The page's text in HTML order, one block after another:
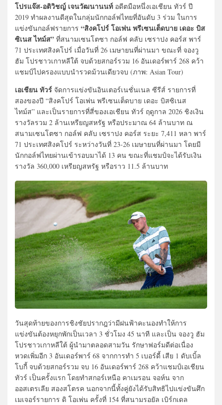
โปรแจ๊ส-อติวิชญ์ เจนวัฒนานนท์ อดีตมือหนึ่งเอเชียน ทัวร์ ปี
2019 ทำผลงานดีสุดในกลุ่มนักกอล์ฟไทยที่อันดับ 3 ร่วม ในการ
แข่งขันกอล์ฟรายการ “สิงคโปร์ โอเพ่น พรีเซนเต็ดบาย เดอะ บิส
ซิเนส ไทม์ส” ที่สนามเซนโตซา กอล์ฟ คลับ เซราปง คอร์ส พาร์
71 ประเทศสิงคโปร์ เมื่อวันที่ 26 เมษายนที่ผ่านมา ขณะที่ จองวู
ฮัม โปรชาวเกาหลีใต้ จบด้วยสกอร์รวม 16 อันเดอร์พาร์ 268 คว้า
แชมป์ไปครองแบบนำรวดม้วนเดียวจบ (ภาพ: Asian Tour)
เอเชียน ทัวร์ จัดการแข่งขันอินเตอร์เนชั่นเนล ซีรีส์ รายการที่
สองของปี “สิงคโปร์ โอเพ่น พรีเซนเต็ดบาย เดอะ บิสซิเนส
ไทม์ส” และเป็นรายการที่สี่ของเอเชียน ทัวร์ ฤดูกาล 2026 ชิงเงิน
รางวัลรวม 2 ล้านเหรียญสหรัฐ หรือประมาณ 64 ล้านบาท ณ
สนามเซนโตซา กอล์ฟ คลับ เซราปง คอร์ส ระยะ 7,411 หลา พาร์
71 ประเทศสิงคโปร์ ระหว่างวันที่ 23-26 เมษายนที่ผ่านมา โดยมี
นักกอล์ฟไทยผ่านเข้ารอบมาได้ 13 คน ขณะที่แชมป์จะได้รับเงิน
รางวัล 360,000 เหรียญสหรัฐ หรือราว 11.5 ล้านบาท
วันสุดท้ายของการชิงชัยปรากฎว่ามีฝนฟ้าคะนองทำให้การ
แข่งขันต้องหยุกพักเป็นเวลา 3 ชั่วโมง 45 นาที และเป็น จองวู ฮัม
โปรชาวเกาหลีใต้ ผู้นำมาตลอดสามวัน รักษาฟอร์มดีต่อเนื่อง
หวดเพิ่มอีก 3 อันเดอร์พาร์ 68 จากการทำ 5 เบอร์ดี้ เสีย 1 ดับเบิ้ล
โบกี้ จบด้วยสกอร์รวม จบ 16 อันเดอร์พาร์ 268 คว้าแชมป์เอเชียน
ทัวร์ เป็นครั้งแรก โดยทำสกอร์เหนือ คาเมรอน จอห์น จาก
ออสเตรเลีย สองสโตรค นอกจากนี้ทั้งคู่ยังได้รับสิทธิไปแข่งขันศึก
เมเจอร์รายการ ดิ โอเพ่น ครั้งที่ 154 ที่สนามรอยัล เบิร์กเดล